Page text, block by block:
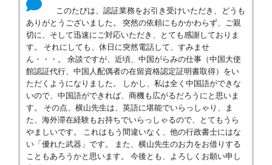
このたびは、認証業務をお引き受けいただき、どうも
ありがとうございました。 突然の依頼にもかかわらず、ご親
切に、そして迅速にご対応いただき、とても感謝しておりま
す。 それにしても、休日に突然電話して、すみませ
ん・・・。 余談ですが、近頃、中国がらみの仕事（中国大使
館認証代行、中国人配偶者の在留資格認定証明書取得）をい
ただくようになりました。 しかし、私は全く中国語ができな
いので、中国語ができれば、商機も広がるだろうにと思いま
す。 その点、横山先生は、英語に堪能でいらっしゃり、ま
た、海外滞在経験もお持ちでいらっしゃるので、とてもうら
やましいです。 これはもう間違いなく、他の行政書士にはな
い「優れた武器」です。 また、横山先生のお力をお借りする
こともあろうかと思います。 今後とも、よろしくお願い申し